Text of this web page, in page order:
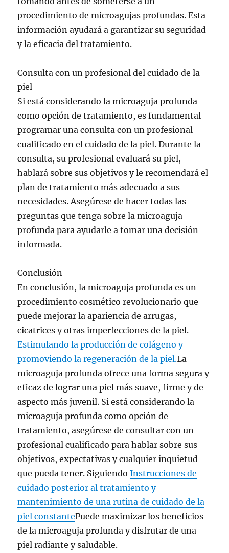
procedimiento de microagujas profundas. Esta
información ayudará a garantizar su seguridad
y la eficacia del tratamiento.
Consulta con un profesional del cuidado de la
piel
Si está considerando la microaguja profunda
como opción de tratamiento, es fundamental
programar una consulta con un profesional
cualificado en el cuidado de la piel. Durante la
consulta, su profesional evaluará su piel,
hablará sobre sus objetivos y le recomendará el
plan de tratamiento más adecuado a sus
necesidades. Asegúrese de hacer todas las
preguntas que tenga sobre la microaguja
profunda para ayudarle a tomar una decisión
informada.
Conclusión
En conclusión, la microaguja profunda es un
procedimiento cosmético revolucionario que
puede mejorar la apariencia de arrugas,
cicatrices y otras imperfecciones de la piel.
Estimulando la producción de colágeno y
promoviendo la regeneración de la piel.La
microaguja profunda ofrece una forma segura y
eficaz de lograr una piel más suave, firme y de
aspecto más juvenil. Si está considerando la
microaguja profunda como opción de
tratamiento, asegúrese de consultar con un
profesional cualificado para hablar sobre sus
objetivos, expectativas y cualquier inquietud
que pueda tener. SiguiendoInstrucciones de
cuidado posterior al tratamiento y
mantenimiento de una rutina de cuidado de la
piel constantePuede maximizar los beneficios
de la microaguja profunda y disfrutar de una
piel radiante y saludable.